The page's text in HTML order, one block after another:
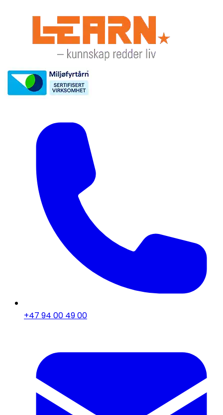
+47 94 00 49 00